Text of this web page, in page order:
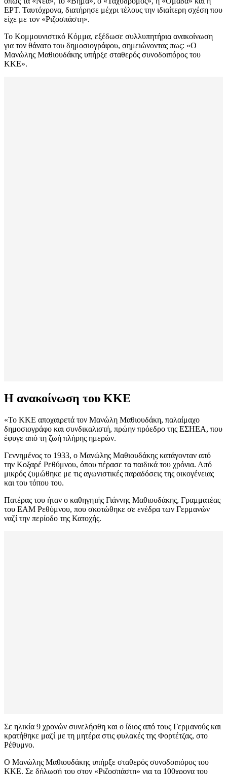
ΕΡΤ. Ταυτόχρονα, διατήρησε μέχρι τέλους την ιδιαίτερη σχέση που
είχε με τον «Ριζοσπάστη».
Το Κομμουνιστικό Κόμμα, εξέδωσε συλλυπητήρια ανακοίνωση
για τον θάνατο του δημοσιογράφου, σημειώνοντας πως: «Ο
Μανώλης Μαθιουδάκης υπήρξε σταθερός συνοδοιπόρος του
ΚΚΕ».
Η ανακοίνωση του ΚΚΕ
«Το ΚΚΕ αποχαιρετά τον Μανώλη Μαθιουδάκη, παλαίμαχο
δημοσιογράφο και συνδικαλιστή, πρώην πρόεδρο της ΕΣΗΕΑ, που
έφυγε από τη ζωή πλήρης ημερών.
Γεννημένος το 1933, ο Μανώλης Μαθιουδάκης κατάγονταν από
την Κοξαρέ Ρεθύμνου, όπου πέρασε τα παιδικά του χρόνια. Από
μικρός ζυμώθηκε με τις αγωνιστικές παραδόσεις της οικογένειας
και του τόπου του.
Πατέρας του ήταν ο καθηγητής Γιάννης Μαθιουδάκης, Γραμματέας
του ΕΑΜ Ρεθύμνου, που σκοτώθηκε σε ενέδρα των Γερμανών
ναζί την περίοδο της Κατοχής.
Σε ηλικία 9 χρονών συνελήφθη και ο ίδιος από τους Γερμανούς και
κρατήθηκε μαζί με τη μητέρα στις φυλακές της Φορτέτζας, στο
Ρέθυμνο.
Ο Μανώλης Μαθιουδάκης υπήρξε σταθερός συνοδοιπόρος του
ΚΚΕ. Σε δήλωσή του στον «Ριζοσπάστη» για τα 100χρονα του